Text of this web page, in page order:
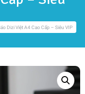
Dizi Việt A4 Cao Cấp – Siêu VIP